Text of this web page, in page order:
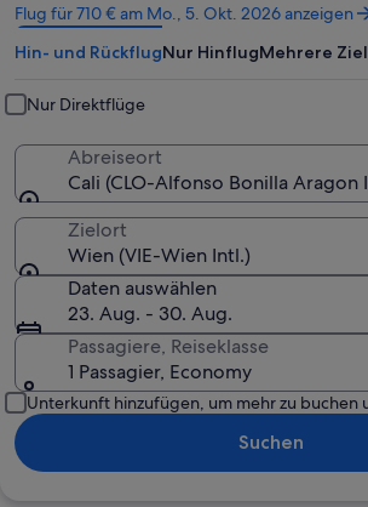
Flug für 710 € am Mo., 5. Okt. 2026 anzeigen
Wird
in
einem
Fenster
geöffnet
Hin- und RückflugNur HinflugMehrere
Nur Direktflüge
Abreiseort
Cali (CLO-Alfonso Bonilla Aragon
Zielort
Wien (VIE-Wien Intl.)
Daten auswählen
23. Aug. - 30. Aug.
Passagiere, Reiseklasse
1 Passagier, Economy
Unterkunft hinzufügen, um mehr zu buchen
Suchen